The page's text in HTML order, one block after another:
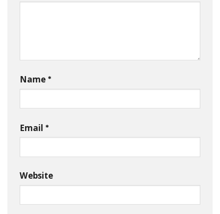
Name *
Email *
Website